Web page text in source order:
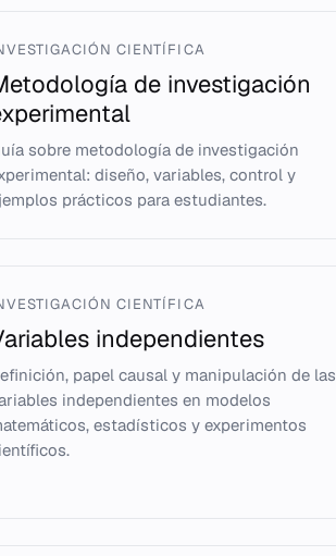
CIENTÍFICA
de investigación
sobre metodología de investigación
diseño, variables, control y
prácticos para estudiantes.
CIENTÍFICA
independientes
papel causal y manipulación de las
independientes en modelos
estadísticos y experimentos